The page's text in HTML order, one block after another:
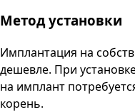
Метод установки
Имплантация на
дешевле. При
на имплант
корень.